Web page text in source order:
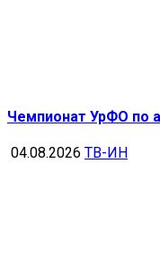
Чемпионат УрФО по
04.08.2026 ТВ-ИН